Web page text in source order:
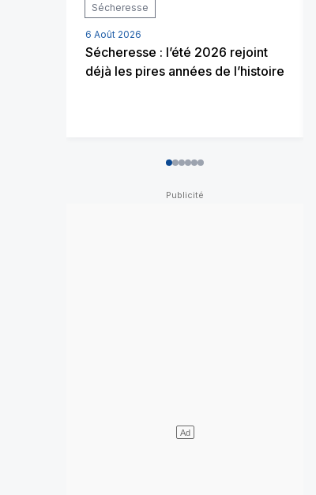
Sécheresse
6 Août 2026
Sécheresse : l’été 2026 rejoint
déjà les pires années de l’histoire
012345